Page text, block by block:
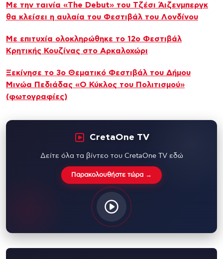
Με την ταινία «The Debut» του Τζέσι Άιζενμπεργκ
θα κλείσει η αυλαία του Φεστιβάλ του Λονδίνου
Με επιτυχία ολοκληρώθηκε το 12ο Φεστιβάλ
Κρητικής Κουζίνας στο Αρκαλοχώρι
Ξεκίνησε το 3ο Θεματικό Φεστιβάλ του Δήμου
Μινώα Πεδιάδας «Ο Κύκλος του Πολιτισμού»
(φωτογραφίες)
CretaOne TV
Δείτε όλα τα βίντεο του CretaOne TV εδώ
Παρακολουθήστε τώρα →